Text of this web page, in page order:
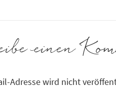
einen
Adresse wird nicht